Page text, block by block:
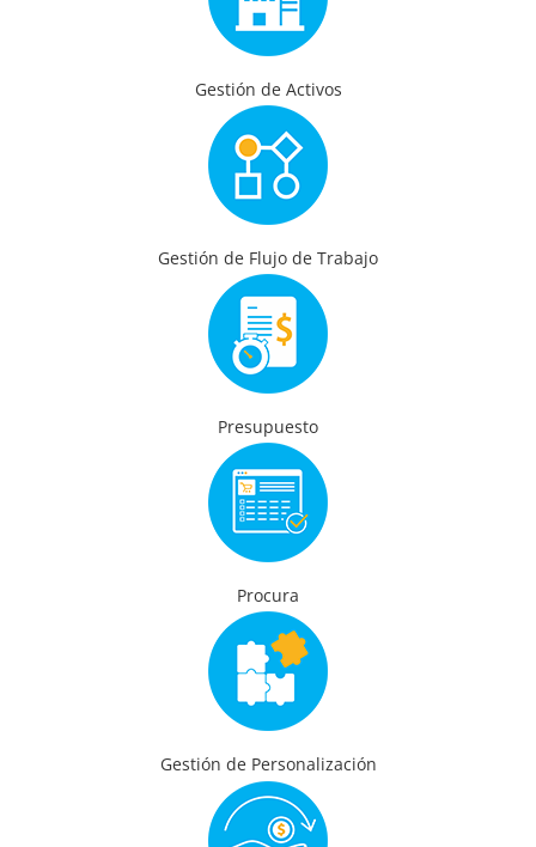
Gestión de Activos
Gestión de Flujo de Trabajo
Presupuesto
Procura
Gestión de Personalización